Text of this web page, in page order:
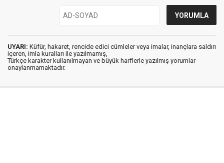
UYARI: Küfür, hakaret, rencide edici cümleler veya imalar, inançlara saldırı
içeren, imla kuralları ile yazılmamış,
Türkçe karakter kullanılmayan ve büyük harflerle yazılmış yorumlar
onaylanmamaktadır.